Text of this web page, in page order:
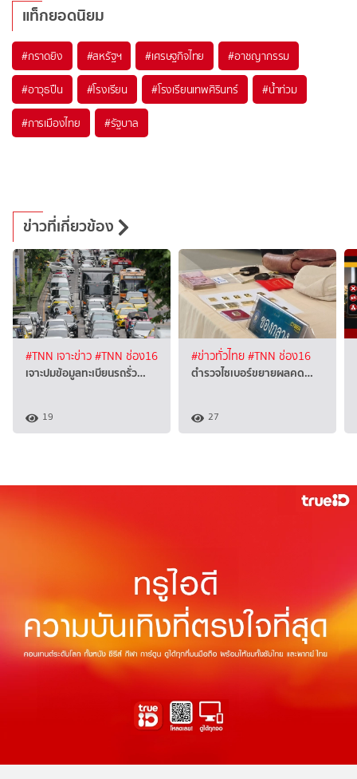
แท็กยอดนิยม
#กราดยิง #สหรัฐฯ #เศรษฐกิจไทย #อาชญากรรม
#อาวุธปืน #โรงเรียน #โรงเรียนเทพศิรินทร์ #น้ำท่วม
#การเมืองไทย #รัฐบาล
ข่าวที่เกี่ยวข้อง
#TNN เจาะข่าว#TNN ช่อง16
เจาะปมข้อมูลทะเบียนรถรั่ว…
19
#ข่าวทั่วไทย#TNN ช่อง16
ตำรวจไซเบอร์ขยายผลคด…
27